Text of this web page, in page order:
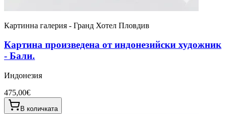
Картинна галерия - Гранд Хотел Пловдив
Картина произведена от индонезийски художник
- Бали.
Индонезия
475,00€
В количката